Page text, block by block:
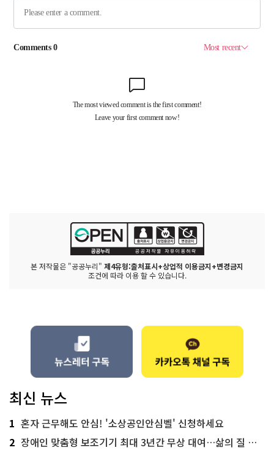
본 저작물은 "공공누리" 제4유형:출처표시+상업적 이용금지+변경금지
조건에 따라 이용 할 수 있습니다.
최신 뉴스
1 혼자 근무해도 안심! '소상공인안심벨' 신청하세요
2 장애인 맞춤형 보조기기 최대 3년간 무상 대여…삶의 질 높인다